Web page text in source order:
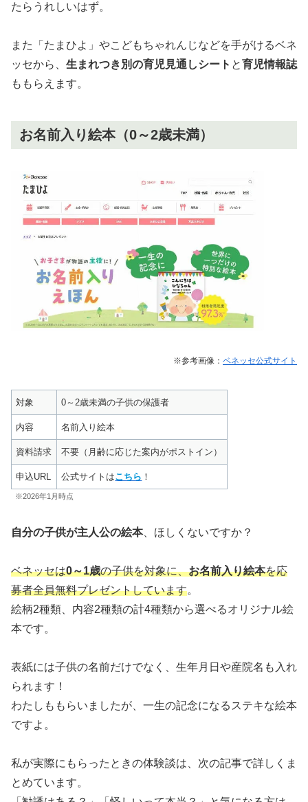
たらうれしいはず。
また「たまひよ」やこどもちゃれんじなどを手がけるベネ
ッセから、 生まれつき別の育児見通しシート と育児情報誌
ももらえます。
お名前入り絵本（0～2歳未満）
※参考画像： ベネッセ公式サイト
対象 0～2歳未満の子供の保護者
内容 名前入り絵本
資料請求 不要（月齢に応じた案内がポストイン）
申込URL 公式サイトはこちら ！
※2026年1月時点
自分の子供が主人公の絵本、ほしくないですか？
ベネッセは0～1歳の子供を対象に、お名前入り絵本を応
募者全員無料プレゼントしています。
絵柄2種類、内容2種類の計4種類から選べるオリジナル絵
本です。
表紙には子供の名前だけでなく、生年月日や産院名も入れ
られます！
わたしももらいましたが、一生の記念になるステキな絵本
ですよ。
私が実際にもらったときの体験談は、次の記事で詳しくま
とめています。